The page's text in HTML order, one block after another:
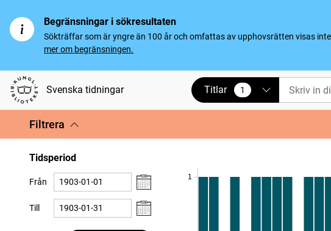
Begränsningar i sökresultaten
Sökträffar som är yngre än 100 år och omfattas av upphovsrätten visas
mer om begränsningen.
Svenska tidningar Titlar 1
vald
Filtrera
Tidsperiod
Från
Till
1